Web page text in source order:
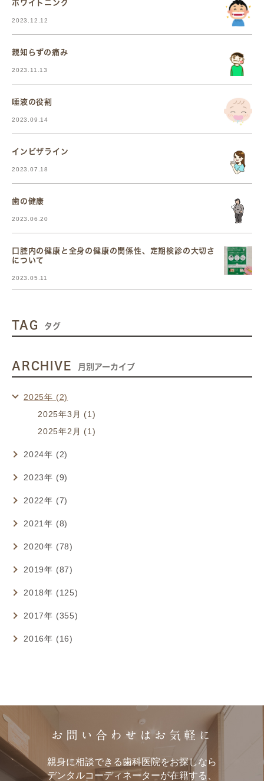
ホワイトニング
2023.12.12
親知らずの痛み
2023.11.13
唾液の役割
2023.09.14
インビザライン
2023.07.18
歯の健康
2023.06.20
口腔内の健康と全身の健康の関係性、定期検診の大切さ
について
2023.05.11
TAG タグ
ARCHIVE 月別アーカイブ
2025年 (2)
2025年3月 (1)
2025年2月 (1)
2024年 (2)
2023年 (9)
2022年 (7)
2021年 (8)
2020年 (78)
2019年 (87)
2018年 (125)
2017年 (355)
2016年 (16)
お問い合わせはお気軽に
親身に相談できる歯科医院をお探しなら
デンタルコーディネーターが在籍する、